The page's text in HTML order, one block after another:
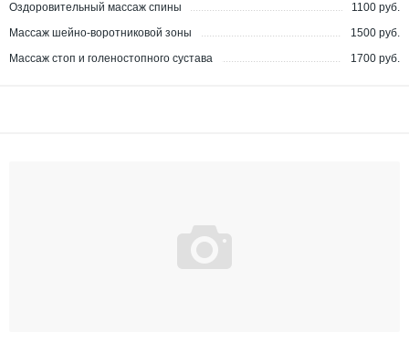
Оздоровительный массаж спины
1100 руб.
Массаж шейно-воротниковой зоны
1500 руб.
Массаж стоп и голеностопного сустава
1700 руб.